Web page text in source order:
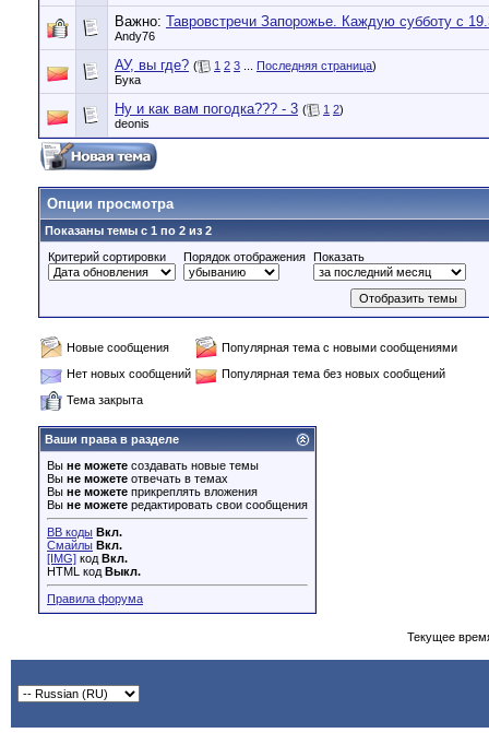
Важно: Тавровстречи Запорожье. Каждую субботу с
Andy76
АУ, вы где? ( 1 2 3 Последняя страница)
Бука
Ну и как вам погодка??? - 3 ( 1 2)
deonis
Опции просмотра
Показаны темы с 1 по 2 из 2
Критерий сортировки
Порядок отображения Показать
Новые сообщения
Популярная тема с новыми сообщениями
Нет новых сообщений
Популярная тема без новых сообщений
Тема закрыта
Ваши права в разделе
Вы не можете создавать новые темы
Вы не можете отвечать в темах
Вы не можете прикреплять вложения
Вы не можете редактировать свои сообщения
BB коды Вкл.
Смайлы Вкл.
[IMG] код Вкл.
HTML код Выкл.
Правила форума
Текущее